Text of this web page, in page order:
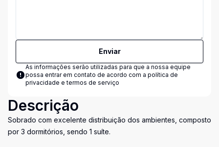
Enviar
As informações serão utilizadas para que a nossa equipe
possa entrar em contato de acordo com a política de
privacidade e termos de serviço
Descrição
Sobrado com excelente distribuição dos ambientes, composto
por 3 dormitórios, sendo 1 suíte.